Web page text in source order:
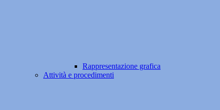
Rappresentazione grafica
Attività e procedimenti